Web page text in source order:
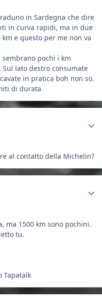
in Sardegna che dire
in curva rapidi, ma in due
e questo per me non va
sembrano pochi i km
lato destro consumate
in pratica boh non so.
di durata
al contatto della Michelin?
ma 1500 km sono pochini.
tu.
Tapatalk